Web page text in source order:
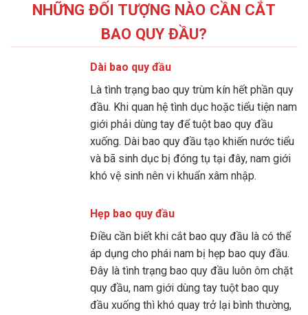
NHỮNG ĐỐI TƯỢNG NÀO CẦN CẮT
BAO QUY ĐẦU?
Dài bao quy đầu
Là tình trạng bao quy trùm kín hết phần quy
đầu. Khi quan hệ tình dục hoặc tiểu tiện nam
giới phải dùng tay để tuột bao quy đầu
xuống. Dài bao quy đầu tạo khiến nước tiểu
và bã sinh dục bị đóng tụ tại đây, nam giới
khó vệ sinh nên vi khuẩn xâm nhập.
Hẹp bao quy đầu
Điều cần biết khi cắt bao quy đầu là có thể
áp dụng cho phái nam bị hẹp bao quy đầu.
Đây là tình trạng bao quy đầu luôn ôm chặt
quy đầu, nam giới dùng tay tuột bao quy
đầu xuống thì khó quay trở lại bình thường,